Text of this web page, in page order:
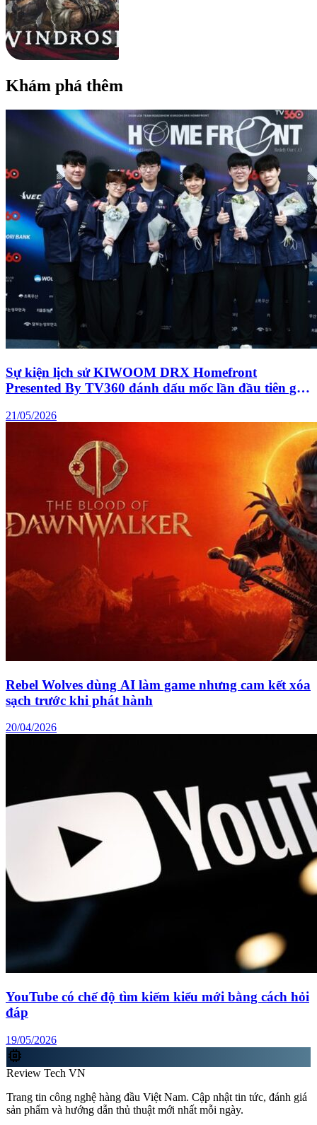
Khám phá thêm
Sự kiện lịch sử KIWOOM DRX Homefront
Presented By TV360 đánh dấu mốc lần đầu tiên giải
21/05/2026
Rebel Wolves dùng AI làm game nhưng cam kết xóa
sạch trước khi phát hành
20/04/2026
YouTube có chế độ tìm kiếm kiểu mới bằng cách hỏi
đáp
19/05/2026
memory
Review Tech VN
Trang tin công nghệ hàng đầu Việt Nam. Cập nhật tin tức, đánh giá
sản phẩm và hướng dẫn thủ thuật mới nhất mỗi ngày.